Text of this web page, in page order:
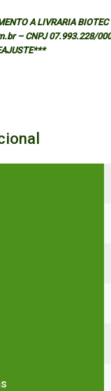
A LIVRARIA
– CNPJ 07.993.228/